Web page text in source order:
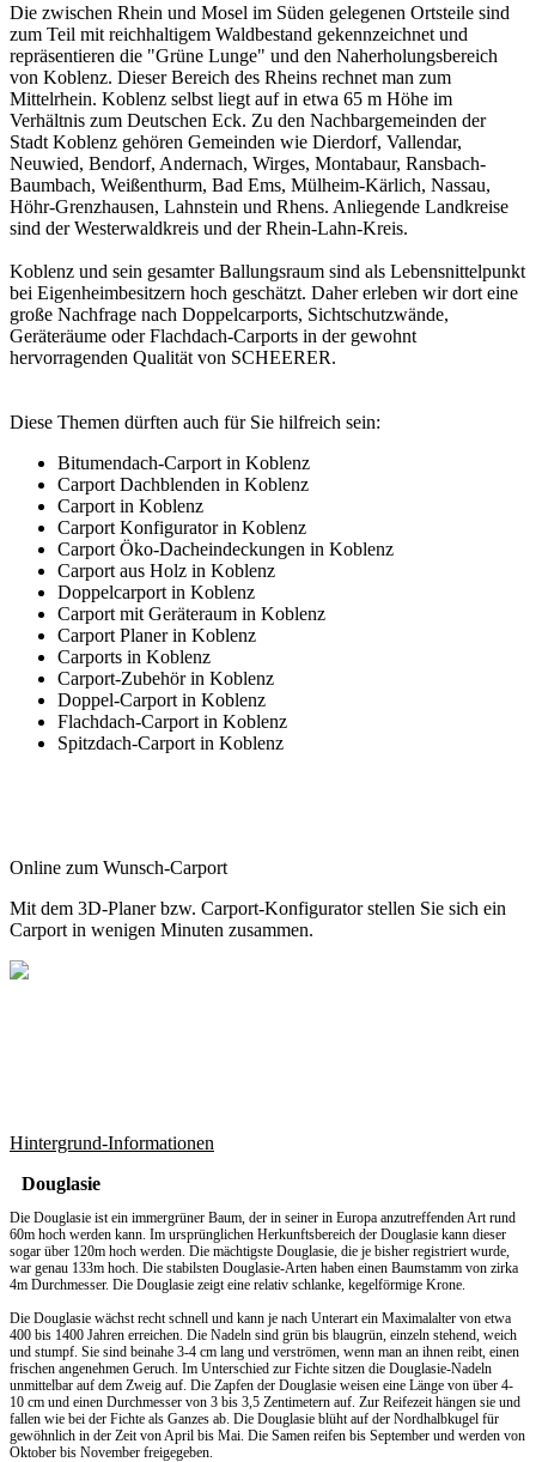
Die zwischen Rhein und Mosel im Süden gelegenen Ortsteile sind
zum Teil mit reichhaltigem Waldbestand gekennzeichnet und
repräsentieren die "Grüne Lunge" und den Naherholungsbereich
von Koblenz. Dieser Bereich des Rheins rechnet man zum
Mittelrhein. Koblenz selbst liegt auf in etwa 65 m Höhe im
Verhältnis zum Deutschen Eck. Zu den Nachbargemeinden der
Stadt Koblenz gehören Gemeinden wie Dierdorf, Vallendar,
Neuwied, Bendorf, Andernach, Wirges, Montabaur, Ransbach-
Baumbach, Weißenthurm, Bad Ems, Mülheim-Kärlich, Nassau,
Höhr-Grenzhausen, Lahnstein und Rhens. Anliegende Landkreise
sind der Westerwaldkreis und der Rhein-Lahn-Kreis.
Koblenz und sein gesamter Ballungsraum sind als Lebensnittelpunkt
bei Eigenheimbesitzern hoch geschätzt. Daher erleben wir dort eine
große Nachfrage nach Doppelcarports, Sichtschutzwände,
Geräteräume oder Flachdach-Carports in der gewohnt
hervorragenden Qualität von SCHEERER.
Diese Themen dürften auch für Sie hilfreich sein:
Bitumendach-Carport in Koblenz
Carport Dachblenden in Koblenz
Carport in Koblenz
Carport Konfigurator in Koblenz
Carport Öko-Dacheindeckungen in Koblenz
Carport aus Holz in Koblenz
Doppelcarport in Koblenz
Carport mit Geräteraum in Koblenz
Carport Planer in Koblenz
Carports in Koblenz
Carport-Zubehör in Koblenz
Doppel-Carport in Koblenz
Flachdach-Carport in Koblenz
Spitzdach-Carport in Koblenz
Online zum Wunsch-Carport
Mit dem 3D-Planerbzw. Carport-Konfiguratorstellen Sie sich ein
Carport in wenigen Minuten zusammen.
Hintergrund-Informationen
Douglasie
Die Douglasie ist ein immergrüner Baum, der in seiner in Europa anzutreffenden Art rund
60m hoch werden kann. Im ursprünglichen Herkunftsbereich der Douglasie kann dieser
sogar über 120m hoch werden. Die mächtigste Douglasie, die je bisher registriert wurde,
war genau 133m hoch. Die stabilsten Douglasie-Arten haben einen Baumstamm von zirka
4m Durchmesser. Die Douglasie zeigt eine relativ schlanke, kegelförmige Krone.
Die Douglasie wächst recht schnell und kann je nach Unterart ein Maximalalter von etwa
400 bis 1400 Jahren erreichen. Die Nadeln sind grün bis blaugrün, einzeln stehend, weich
und stumpf. Sie sind beinahe 3-4 cm lang und verströmen, wenn man an ihnen reibt, einen
frischen angenehmen Geruch. Im Unterschied zur Fichte sitzen die Douglasie-Nadeln
unmittelbar auf dem Zweig auf. Die Zapfen der Douglasie weisen eine Länge von über 4-
10 cm und einen Durchmesser von 3 bis 3,5 Zentimetern auf. Zur Reifezeit hängen sie und
fallen wie bei der Fichte als Ganzes ab. Die Douglasie blüht auf der Nordhalbkugel für
gewöhnlich in der Zeit von April bis Mai. Die Samen reifen bis September und werden von
Oktober bis November freigegeben.